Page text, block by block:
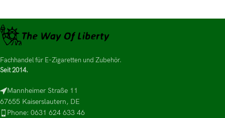
Fachhandel für E-Zigaretten und Zubehör.
Seit 2014.
Mannheimer Straße 11
67655 Kaiserslautern, DE
Phone: 0631 624 633 46